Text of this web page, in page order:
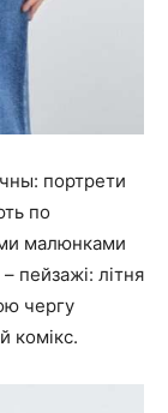
портрети
по
малюнками
пейзажі: літня
чергу
комікс.